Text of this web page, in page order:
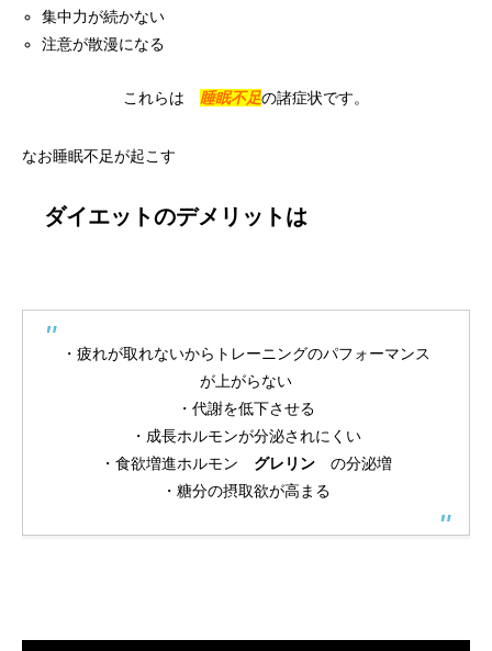
集中力が続かない
注意が散漫になる
これらは 睡眠不足の諸症状です。
なお睡眠不足が起こす
ダイエットのデメリットは
・疲れが取れないからトレーニングのパフォーマンス
が上がらない
・代謝を低下させる
・成長ホルモンが分泌されにくい
・食欲増進ホルモン グレリン の分泌増
・糖分の摂取欲が高まる